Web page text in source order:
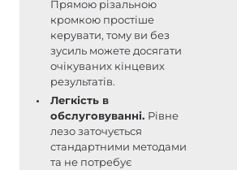
Прямою різальною
кромкою простіше
керувати, тому ви без
зусиль можете досягати
очікуваних кінцевих
результатів.
Легкість в
обслуговуванні. Рівне
лезо заточується
стандартними методами
та не потребує